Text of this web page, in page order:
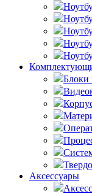
Блоки
Аксессуары